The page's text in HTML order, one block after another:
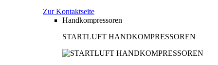
Zur Kontaktseite
Handkompressoren
STARTLUFT HANDKOMPRESSOREN